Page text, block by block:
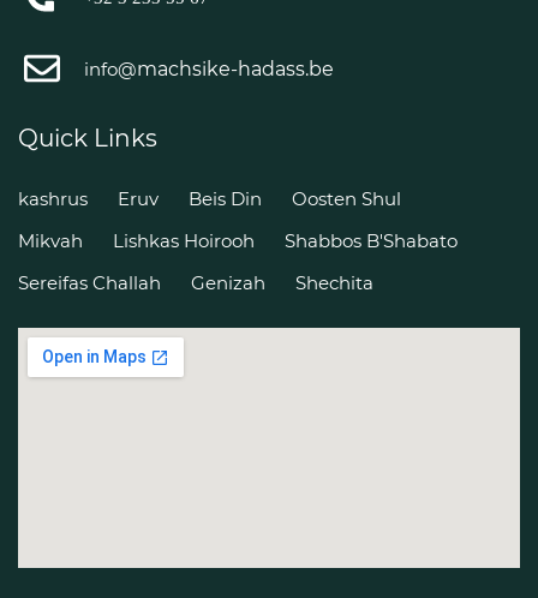
info@machsike-hadass.be
Quick Links
kashrus Eruv Beis Din
Oosten Shul
Mikvah
Lishkas Hoirooh
Shabbos B'Shabato
Sereifas Challah
Genizah Shechita